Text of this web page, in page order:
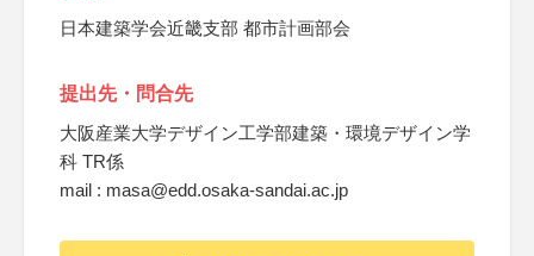
日本建築学会近畿支部 都市計画部会
提出先・問合先
大阪産業大学デザイン工学部建築・環境デザイン学
科 TR係
mail : masa@edd.osaka-sandai.ac.jp